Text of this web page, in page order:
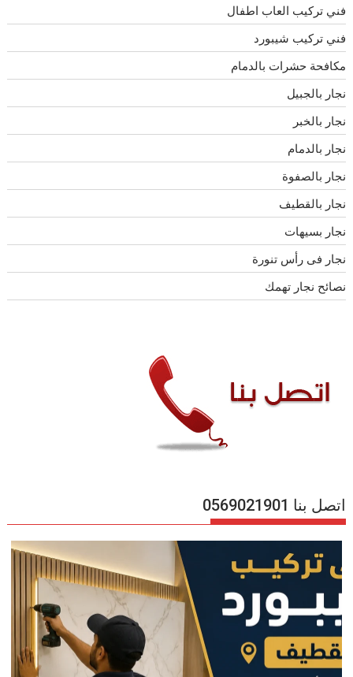
فني تركيب العاب اطفال
فني تركيب شيبورد
مكافحة حشرات بالدمام
نجار بالجبيل
نجار بالخبر
نجار بالدمام
نجار بالصفوة
نجار بالقطيف
نجار بسيهات
نجار فى رأس تنورة
نصائح نجار تهمك
اتصل بنا 0569021901